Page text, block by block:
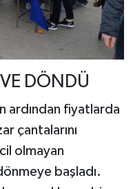
DÖNDÜ
ardından fiyatlarda
çantalarını
olmayan
başladı.